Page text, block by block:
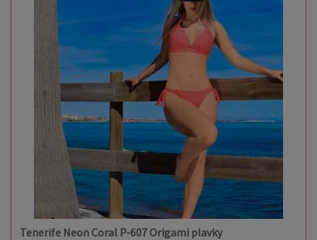
Tenerife Neon Coral P-607 Origami plavky